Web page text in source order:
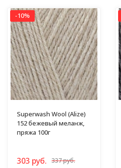
-10%
Superwash Wool (Alize)
152 бежевый меланж,
пряжа 100г
303 руб. 337 руб.